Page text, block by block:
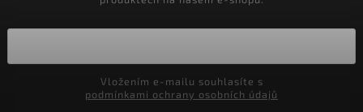
podmínkami ochrany osobních údajů